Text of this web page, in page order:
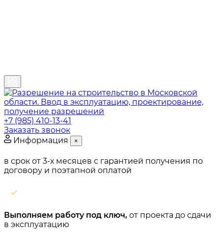
+7 (985) 410-13-41
Заказать звонок
Информация
×
в срок от 3-х месяцев с гарантией получения по
договору и поэтапной оплатой
Выполняем работу под ключ, от проекта до сдачи
в эксплуатацию